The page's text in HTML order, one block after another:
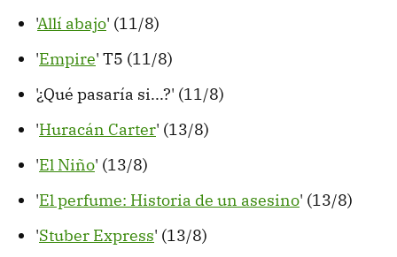
'Allí abajo' (11/8)
'Empire' T5 (11/8)
'¿Qué pasaría si...?' (11/8)
'Huracán Carter' (13/8)
'El Niño' (13/8)
'El perfume: Historia de un asesino' (13/8)
'Stuber Express' (13/8)